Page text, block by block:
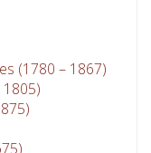
(1780 – 1867)